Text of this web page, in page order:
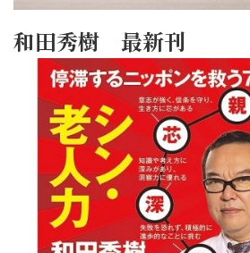
和田秀樹 最新刊